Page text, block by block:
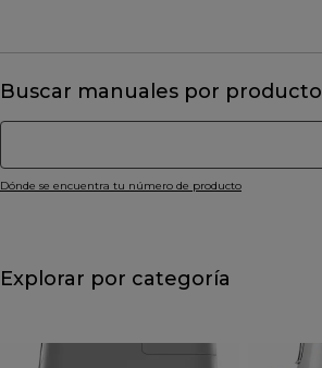
Buscar manuales por producto
Dónde se encuentra tu número de producto
Explorar por categoría